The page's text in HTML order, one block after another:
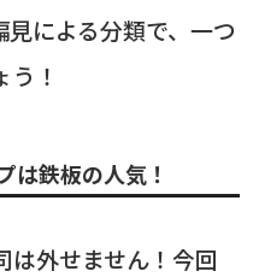
による分類で、一つ
！
は鉄板の人気！
は外せません！今回